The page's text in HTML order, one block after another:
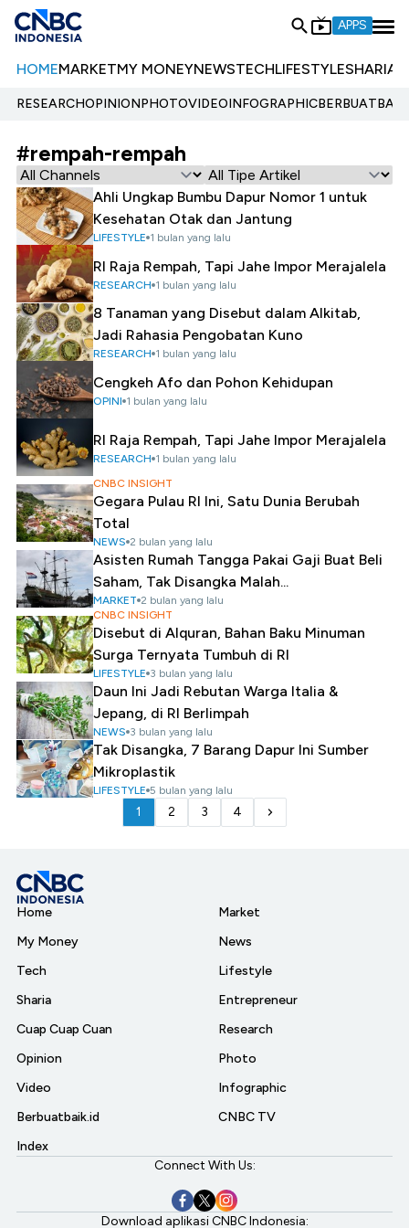
APPS
HOMEMARKETMY MONEYNEWSTECHLIFESTYLESHARIA
RESEARCHOPINIONPHOTOVIDEOINFOGRAPHIC
#rempah-rempah
Ahli Ungkap Bumbu Dapur Nomor 1 untuk
Kesehatan Otak dan Jantung
LIFESTYLE 1 bulan yang lalu
RI Raja Rempah, Tapi Jahe Impor Merajalela
RESEARCH 1 bulan yang lalu
8 Tanaman yang Disebut dalam Alkitab,
Jadi Rahasia Pengobatan Kuno
RESEARCH 1 bulan yang lalu
Cengkeh Afo dan Pohon Kehidupan
OPINI 1 bulan yang lalu
RI Raja Rempah, Tapi Jahe Impor Merajalela
RESEARCH 1 bulan yang lalu
CNBC INSIGHT
Gegara Pulau RI Ini, Satu Dunia Berubah
Total
NEWS 2 bulan yang lalu
Asisten Rumah Tangga Pakai Gaji Buat Beli
Saham, Tak Disangka Malah...
MARKET 2 bulan yang lalu
CNBC INSIGHT
Disebut di Alquran, Bahan Baku Minuman
Surga Ternyata Tumbuh di RI
LIFESTYLE 3 bulan yang lalu
Daun Ini Jadi Rebutan Warga Italia &
Jepang, di RI Berlimpah
NEWS 3 bulan yang lalu
Tak Disangka, 7 Barang Dapur Ini Sumber
Mikroplastik
LIFESTYLE 5 bulan yang lalu
1 2 3 4
Home
My Money
Tech
Sharia
Cuap Cuap Cuan
Opinion
Video
Berbuatbaik.id
Index
Market
News
Lifestyle
Entrepreneur
Research
Photo
Infographic
CNBC TV
Connect With Us:
Download aplikasi CNBC Indonesia: